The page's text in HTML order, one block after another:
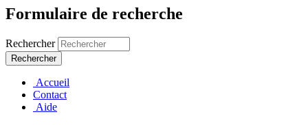
Formulaire de recherche
Rechercher
Accueil
Contact
Aide